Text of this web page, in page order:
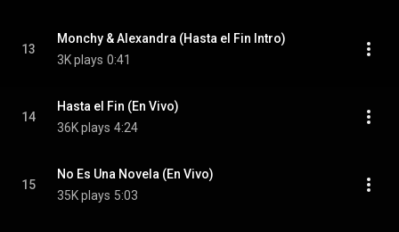
13
Monchy & Alexandra (Hasta el Fin Intro)
3K plays 0:41
14
Hasta el Fin (En Vivo)
36K plays 4:24
15
No Es Una Novela (En Vivo)
35K plays 5:03